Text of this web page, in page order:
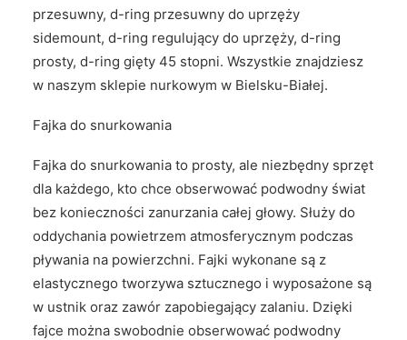
przesuwny, d-ring przesuwny do uprzęży
sidemount, d-ring regulujący do uprzęży, d-ring
prosty, d-ring gięty 45 stopni. Wszystkie znajdziesz
w naszym sklepie nurkowym w Bielsku-Białej.
Fajka do snurkowania
Fajka do snurkowania to prosty, ale niezbędny sprzęt
dla każdego, kto chce obserwować podwodny świat
bez konieczności zanurzania całej głowy. Służy do
oddychania powietrzem atmosferycznym podczas
pływania na powierzchni. Fajki wykonane są z
elastycznego tworzywa sztucznego i wyposażone są
w ustnik oraz zawór zapobiegający zalaniu. Dzięki
fajce można swobodnie obserwować podwodny